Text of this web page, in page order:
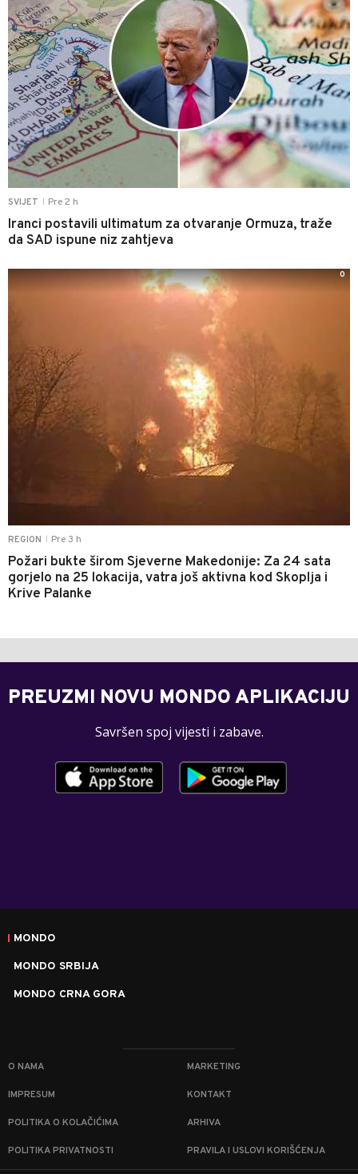
SVIJET Pre 2 h
Iranci postavili ultimatum za otvaranje Ormuza, traže
da SAD ispune niz zahtjeva
REGION Pre 3 h
Požari bukte širom Sjeverne Makedonije: Za 24 sata
gorjelo na 25 lokacija, vatra još aktivna kod Skoplja i
Krive Palanke
0
PREUZMI NOVU MONDO APLIKACIJU
Savršen spoj vijesti i zabave.
MONDO
MONDO SRBIJA
MONDO CRNA GORA
O NAMA MARKETING
IMPRESUM KONTAKT
POLITIKA O KOLAČIĆIMA ARHIVA
POLITIKA PRIVATNOSTI PRAVILA I USLOVI KORIŠĆENJA